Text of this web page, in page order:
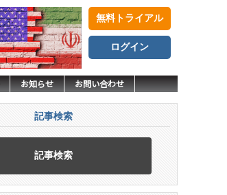
無料トライアル
ログイン
お知らせ お問い合わせ
記事検索
記事検索